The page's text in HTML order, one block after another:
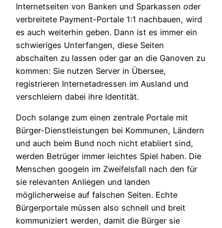
Internetseiten von Banken und Sparkassen oder
verbreitete Payment-Portale 1:1 nachbauen, wird
es auch weiterhin geben. Dann ist es immer ein
schwieriges Unterfangen, diese Seiten
abschalten zu lassen oder gar an die Ganoven zu
kommen: Sie nutzen Server in Übersee,
registrieren Internetadressen im Ausland und
verschleiern dabei ihre Identität.
Doch solange zum einen zentrale Portale mit
Bürger-Dienstleistungen bei Kommunen, Ländern
und auch beim Bund noch nicht etabliert sind,
werden Betrüger immer leichtes Spiel haben. Die
Menschen googeln im Zweifelsfall nach den für
sie relevanten Anliegen und landen
möglicherweise auf falschen Seiten. Echte
Bürgerportale müssen also schnell und breit
kommuniziert werden, damit die Bürger sie